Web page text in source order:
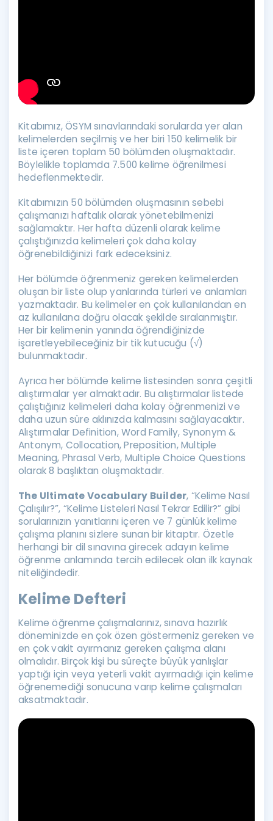
Kitabımız, ÖSYM sınavlarındaki sorularda yer alan
kelimelerden seçilmiş ve her biri 150 kelimelik bir
liste içeren toplam 50 bölümden oluşmaktadır.
Böylelikle toplamda 7.500 kelime öğrenilmesi
hedeflenmektedir.
Kitabımızın 50 bölümden oluşmasının sebebi
çalışmanızı haftalık olarak yönetebilmenizi
sağlamaktır. Her hafta düzenli olarak kelime
çalıştığınızda kelimeleri çok daha kolay
öğrenebildiğinizi fark edeceksiniz.
Her bölümde öğrenmeniz gereken kelimelerden
oluşan bir liste olup yanlarında türleri ve anlamları
yazmaktadır. Bu kelimeler en çok kullanılandan en
az kullanılana doğru olacak şekilde sıralanmıştır.
Her bir kelimenin yanında öğrendiğinizde
işaretleyebileceğiniz bir tik kutucuğu (√)
bulunmaktadır.
Ayrıca her bölümde kelime listesinden sonra çeşitli
alıştırmalar yer almaktadır. Bu alıştırmalar listede
çalıştığınız kelimeleri daha kolay öğrenmenizi ve
daha uzun süre aklınızda kalmasını sağlayacaktır.
Alıştırmalar Definition, Word Family, Synonym &
Antonym, Collocation, Preposition, Multiple
Meaning, Phrasal Verb, Multiple Choice Questions
olarak 8 başlıktan oluşmaktadır.
The Ultimate Vocabulary Builder, “Kelime Nasıl
Çalışılır?”, “Kelime Listeleri Nasıl Tekrar Edilir?” gibi
sorularınızın yanıtlarını içeren ve 7 günlük kelime
çalışma planını sizlere sunan bir kitaptır. Özetle
herhangi bir dil sınavına girecek adayın kelime
öğrenme anlamında tercih edilecek olan ilk kaynak
niteliğindedir.
Kelime Defteri
Kelime öğrenme çalışmalarınız, sınava hazırlık
döneminizde en çok özen göstermeniz gereken ve
en çok vakit ayırmanız gereken çalışma alanı
olmalıdır. Birçok kişi bu süreçte büyük yanlışlar
yaptığı için veya yeterli vakit ayırmadığı için kelime
öğrenemediği sonucuna varıp kelime çalışmaları
aksatmaktadır.